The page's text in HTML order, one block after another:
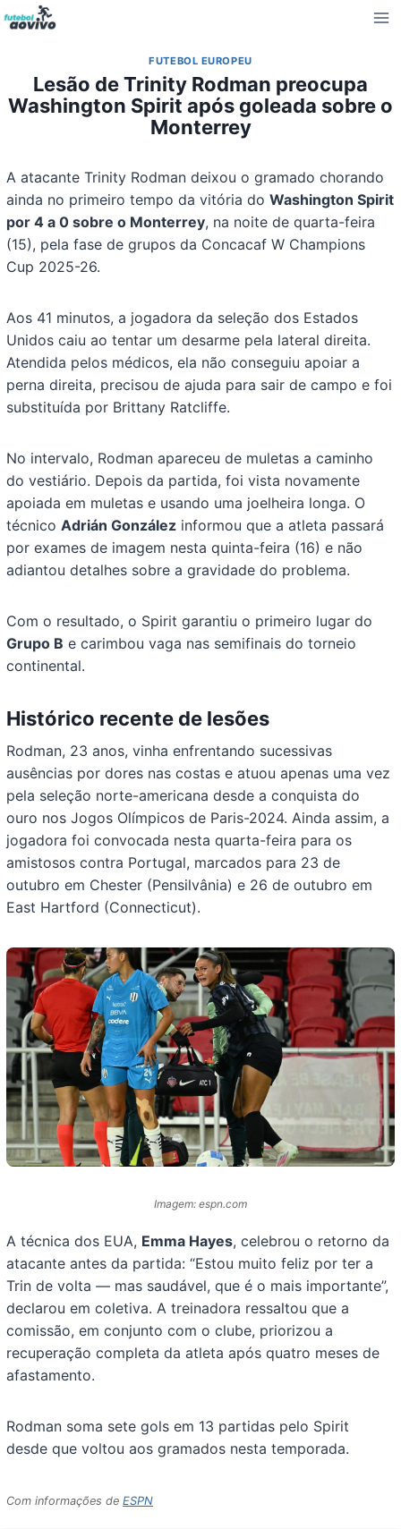
Pular
para
Conteúdo
FUTEBOL EUROPEU
Lesão de Trinity Rodman preocupa
Washington Spirit após goleada sobre o
Monterrey
A atacante Trinity Rodman deixou o gramado chorando
ainda no primeiro tempo da vitória doWashington Spirit
por 4 a 0 sobre o Monterrey, na noite de quarta-feira
(15), pela fase de grupos da Concacaf W Champions
Cup 2025-26.
Aos 41 minutos, a jogadora da seleção dos Estados
Unidos caiu ao tentar um desarme pela lateral direita.
Atendida pelos médicos, ela não conseguiu apoiar a
perna direita, precisou de ajuda para sair de campo e foi
substituída por Brittany Ratcliffe.
No intervalo, Rodman apareceu de muletas a caminho
do vestiário. Depois da partida, foi vista novamente
apoiada em muletas e usando uma joelheira longa. O
técnicoAdrián González informou que a atleta passará
por exames de imagem nesta quinta-feira (16) e não
adiantou detalhes sobre a gravidade do problema.
Com o resultado, o Spirit garantiu o primeiro lugar do
Grupo B e carimbou vaga nas semifinais do torneio
continental.
Histórico recente de lesões
Rodman, 23 anos, vinha enfrentando sucessivas
ausências por dores nas costas e atuou apenas uma vez
pela seleção norte-americana desde a conquista do
ouro nos Jogos Olímpicos de Paris-2024. Ainda assim, a
jogadora foi convocada nesta quarta-feira para os
amistosos contra Portugal, marcados para 23 de
outubro em Chester (Pensilvânia) e 26 de outubro em
East Hartford (Connecticut).
Imagem: espn.com
A técnica dos EUA, Emma Hayes, celebrou o retorno da
atacante antes da partida: “Estou muito feliz por ter a
Trin de volta — mas saudável, que é o mais importante”,
declarou em coletiva. A treinadora ressaltou que a
comissão, em conjunto com o clube, priorizou a
recuperação completa da atleta após quatro meses de
afastamento.
Rodman soma sete gols em 13 partidas pelo Spirit
desde que voltou aos gramados nesta temporada.
Com informações deESPN